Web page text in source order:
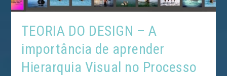
TEORIA DO DESIGN – A
importância de aprender
Hierarquia Visual no Processo